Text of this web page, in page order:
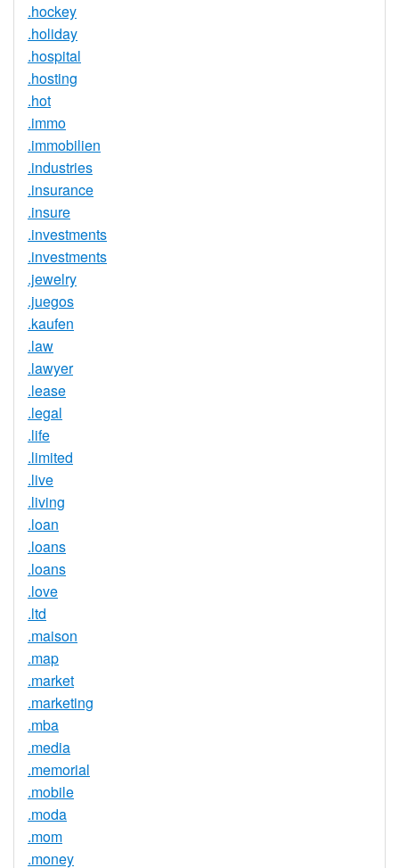
.hockey
.holiday
.hospital
.hosting
.hot
.immo
.immobilien
.industries
.insurance
.insure
.investments
.investments
.jewelry
.juegos
.kaufen
.law
.lawyer
.lease
.legal
.life
.limited
.live
.living
.loan
.loans
.loans
.love
.ltd
.maison
.map
.market
.marketing
.mba
.media
.memorial
.mobile
.moda
.mom
.money